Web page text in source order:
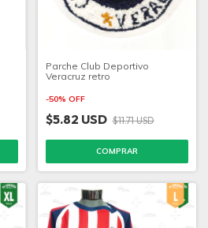
Parche Club Deportivo
Veracruz retro
-50% OFF
$5.82 USD $11.71 USD